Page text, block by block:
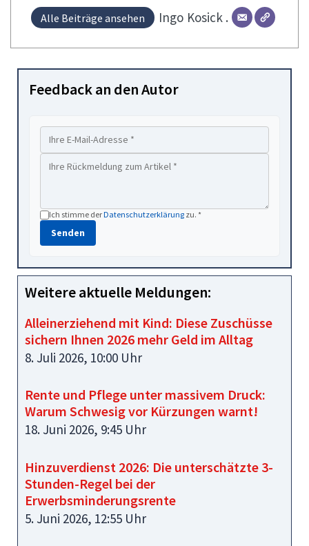
Alle Beiträge ansehen Ingo Kosick .
Feedback an den Autor
Ich stimme derDatenschutzerklärung zu. *
Senden
Weitere aktuelle Meldungen:
Alleinerziehend mit Kind: Diese Zuschüsse
sichern Ihnen 2026 mehr Geld im Alltag
8. Juli 2026, 10:00 Uhr
Rente und Pflege unter massivem Druck:
Warum Schwesig vor Kürzungen warnt!
18. Juni 2026, 9:45 Uhr
Hinzuverdienst 2026: Die unterschätzte 3-
Stunden-Regel bei der
Erwerbsminderungsrente
5. Juni 2026, 12:55 Uhr